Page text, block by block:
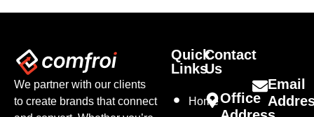
We partner with our clients
to create brands that connect
Quick
Links
Home
Contact
Us
Office
Email